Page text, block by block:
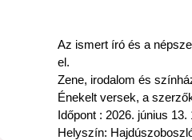
Az ismert író és a
el.
Zene, irodalom és
Énekelt versek, a
Időpont : 2026. június 13.
Helyszín: